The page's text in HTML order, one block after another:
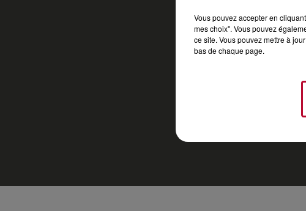
Vous pouvez accepter en
mes choix". Vous pouvez
ce site. Vous pouvez mettre à
bas de chaque page.